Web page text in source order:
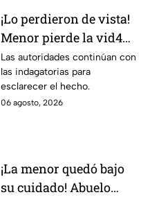
¡Lo perdieron de vista!
Menor pierde la vid4
en plena reunión
familiar; fue localizado
en la alberca
Las autoridades continúan con
las indagatorias para
esclarecer el hecho.
06 agosto, 2026
¡La menor quedó bajo
su cuidado! Abuelo